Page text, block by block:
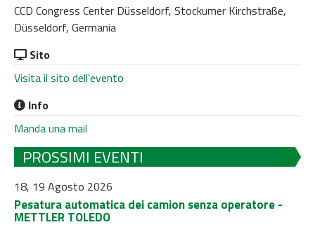
CCD Congress Center Düsseldorf, Stockumer Kirchstraße,
Düsseldorf, Germania
Sito
Visita il sito dell'evento
Info
Manda una mail
PROSSIMI EVENTI
18, 19 Agosto 2026
Pesatura automatica dei camion senza operatore -
METTLER TOLEDO